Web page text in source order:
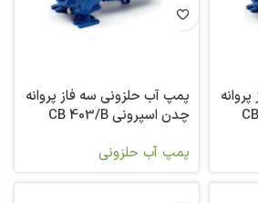
پمپ آب حلزونی سه فاز پروانه
چدن اسپرونی CB 403/B
پمپ آب حلزونی